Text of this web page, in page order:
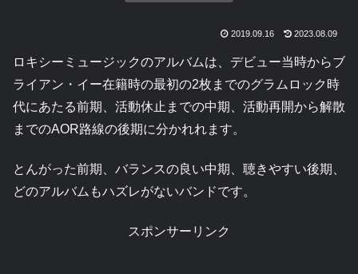
2019.09.16 2023.08.09
ロキシーミュージックのアルバムは、デビュー当時からブ
ライアン・イー在籍時の最初の2枚までのグラムロック時
代にあたる前期、活動休止までの中期、活動再開から解散
までのAOR路線の後期に分かれれます。
とんがった前期、バランスの良い中期、聴きやすい後期、
どのアルバムもハズレがないバンドです。
スポンサーリンク